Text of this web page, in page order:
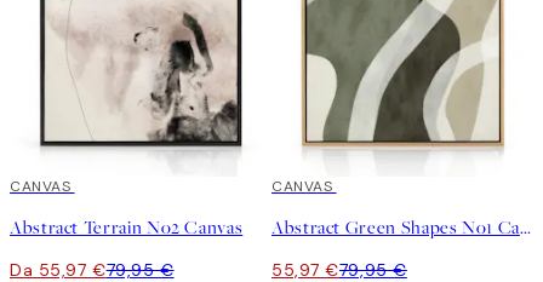
30%*
CANVAS
Abstract Terrain No2 Canvas
Da 55,97 €79,95 €
30%*
CANVAS
Abstract Green Shapes No1 Canvas
55,97 €79,95 €